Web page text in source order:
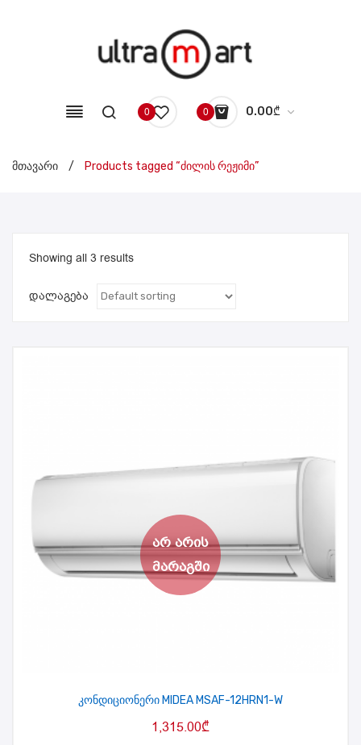
0 0 0.00₾
No products in the cart.
მთავარი / Products tagged “ძილის რეჟიმი”
Showing all 3 results
დალაგება
კონდიციონერი MIDEA MSAF-12HRN1-W
1,315.00₾